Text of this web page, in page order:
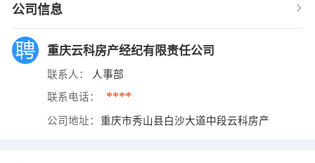
公司信息
重庆云科房产经纪有限责任公司
联系人： 人事部
联系电话： ****
公司地址： 重庆市秀山县白沙大道中段云科房产